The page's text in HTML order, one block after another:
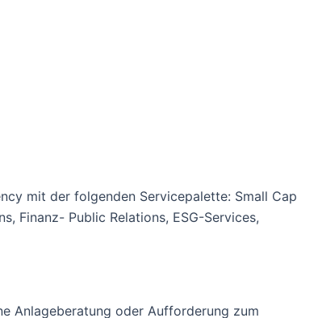
mit der folgenden Servicepalette: Small Cap
Finanz- Public Relations, ESG-Services,
Anlageberatung oder Aufforderung zum